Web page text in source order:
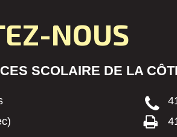
NOUS
SCOLAIRE DE LA